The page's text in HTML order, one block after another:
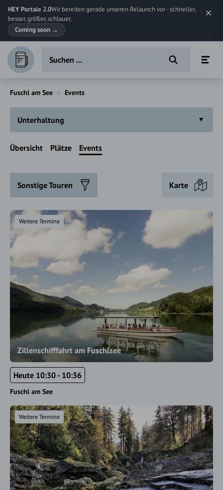
HEY Portale 2.0Wir bereiten gerade unseren Relaunch vor - schneller,
besser, größer, schlauer.
Coming soon →
Fuschl am See Events
Unterhaltung
Übersicht Plätze Events
Sonstige Touren Karte
Zillenschifffahrt am Fuschlsee
Weitere Termine
Heute 10:30 - 10:36
Fuschl am See
Weitere Termine